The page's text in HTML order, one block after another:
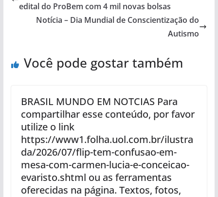
edital do ProBem com 4 mil novas bolsas
Notícia – Dia Mundial de Conscientização do
Autismo
Você pode gostar também
BRASIL MUNDO EM NOTCIAS Para
compartilhar esse conteúdo, por favor
utilize o link
https://www1.folha.uol.com.br/ilustra
da/2026/07/flip-tem-confusao-em-
mesa-com-carmen-lucia-e-conceicao-
evaristo.shtml ou as ferramentas
oferecidas na página. Textos, fotos,